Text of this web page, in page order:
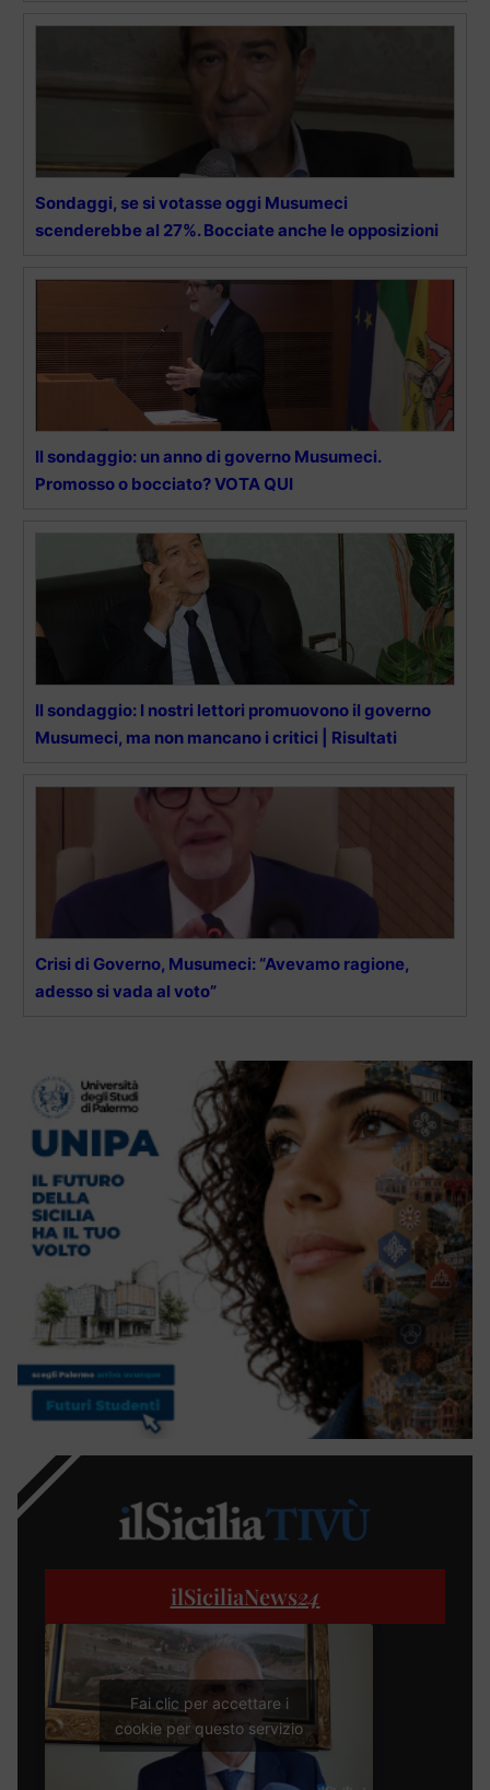
Sondaggi, se si votasse oggi Musumeci
scenderebbe al 27%. Bocciate anche le opposizioni
Il sondaggio: un anno di governo Musumeci.
Promosso o bocciato? VOTA QUI
Il sondaggio: I nostri lettori promuovono il governo
Musumeci, ma non mancano i critici | Risultati
Crisi di Governo, Musumeci: “Avevamo ragione,
adesso si vada al voto”
ilSiciliaNews24
Fai clic per accettare i
cookie per questo servizio